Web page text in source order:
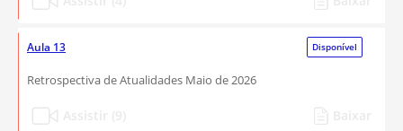
Aula 13 Disponível
Retrospectiva de Atualidades Maio de 2026